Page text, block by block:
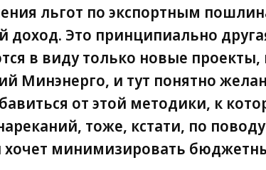
льгот по экспортным
доход. Это принципиально
в виду только новые проекты,
Минэнерго, и тут понятно
от этой методики, к
тоже, кстати, по
хочет минимизировать